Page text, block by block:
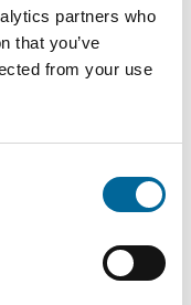
partners who
that you’ve
from your use